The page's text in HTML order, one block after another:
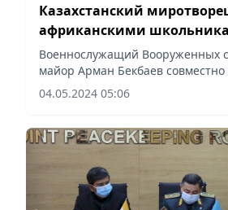
Казахстанский
африканскими
Военнослужащий Вооруженных
майор Арман Бекбаев
из Камбоджи встретился с
классов местной школы в городе
04.05.2024 05:06